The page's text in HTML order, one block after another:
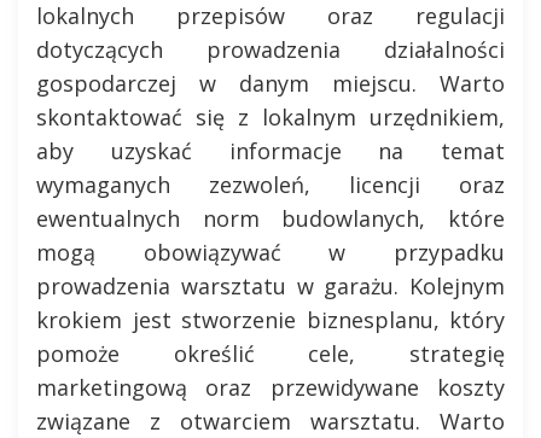
lokalnych przepisów oraz regulacji
dotyczących prowadzenia działalności
gospodarczej w danym miejscu. Warto
skontaktować się z lokalnym urzędnikiem,
aby uzyskać informacje na temat
wymaganych zezwoleń, licencji oraz
ewentualnych norm budowlanych, które
mogą obowiązywać w przypadku
prowadzenia warsztatu w garażu. Kolejnym
krokiem jest stworzenie biznesplanu, który
pomoże określić cele, strategię
marketingową oraz przewidywane koszty
związane z otwarciem warsztatu. Warto